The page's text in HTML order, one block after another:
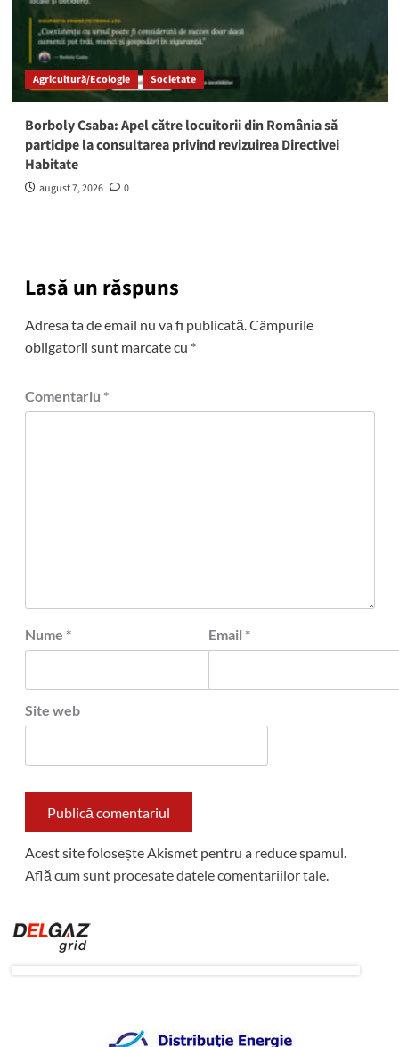
Agricultură/Ecologie Societate
Borboly Csaba: Apel către locuitorii din România să
participe la consultarea privind revizuirea Directivei
Habitate
august 7, 2026 0
Lasă un răspuns
Adresa ta de email nu va fi publicată.Câmpurile
obligatorii sunt marcate cu *
Comentariu *
Nume * Email *
Site web
Acest site folosește Akismet pentru a reduce spamul.
Află cum sunt procesate datele comentariilor tale.